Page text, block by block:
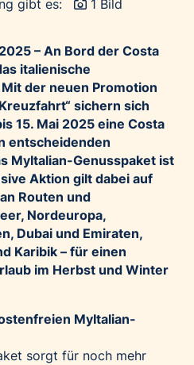
gibt es: 1 Bild
– An Bord der Costa
italienische
der neuen Promotion
sichern sich
15. Mai 2025 eine Costa
entscheidenden
MyItalian-Genusspaket ist
Aktion gilt dabei auf
Routen und
Nordeuropa,
Dubai und Emiraten,
Karibik – für einen
im Herbst und Winter
MyItalian-
sorgt für noch mehr